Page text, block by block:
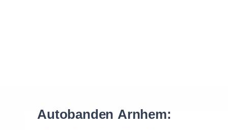
Autobanden Arnhem: